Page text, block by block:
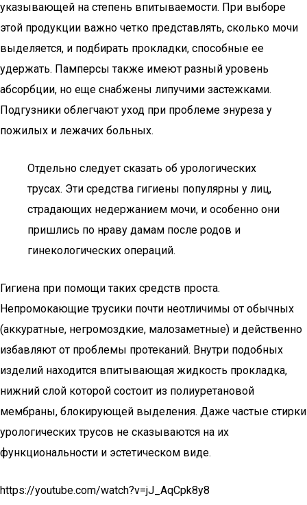
указывающей на степень впитываемости. При выборе
этой продукции важно четко представлять, сколько мочи
выделяется, и подбирать прокладки, способные ее
удержать. Памперсы также имеют разный уровень
абсорбции, но еще снабжены липучими застежками.
Подгузники облегчают уход при проблеме энуреза у
пожилых и лежачих больных.
Отдельно следует сказать об урологических
трусах. Эти средства гигиены популярны у лиц,
страдающих недержанием мочи, и особенно они
пришлись по нраву дамам после родов и
гинекологических операций.
Гигиена при помощи таких средств проста.
Непромокающие трусики почти неотличимы от обычных
(аккуратные, негромоздкие, малозаметные) и действенно
избавляют от проблемы протеканий. Внутри подобных
изделий находится впитывающая жидкость прокладка,
нижний слой которой состоит из полиуретановой
мембраны, блокирующей выделения. Даже частые стирки
урологических трусов не сказываются на их
функциональности и эстетическом виде.
https://youtube.com/watch?v=jJ_AqCpk8y8